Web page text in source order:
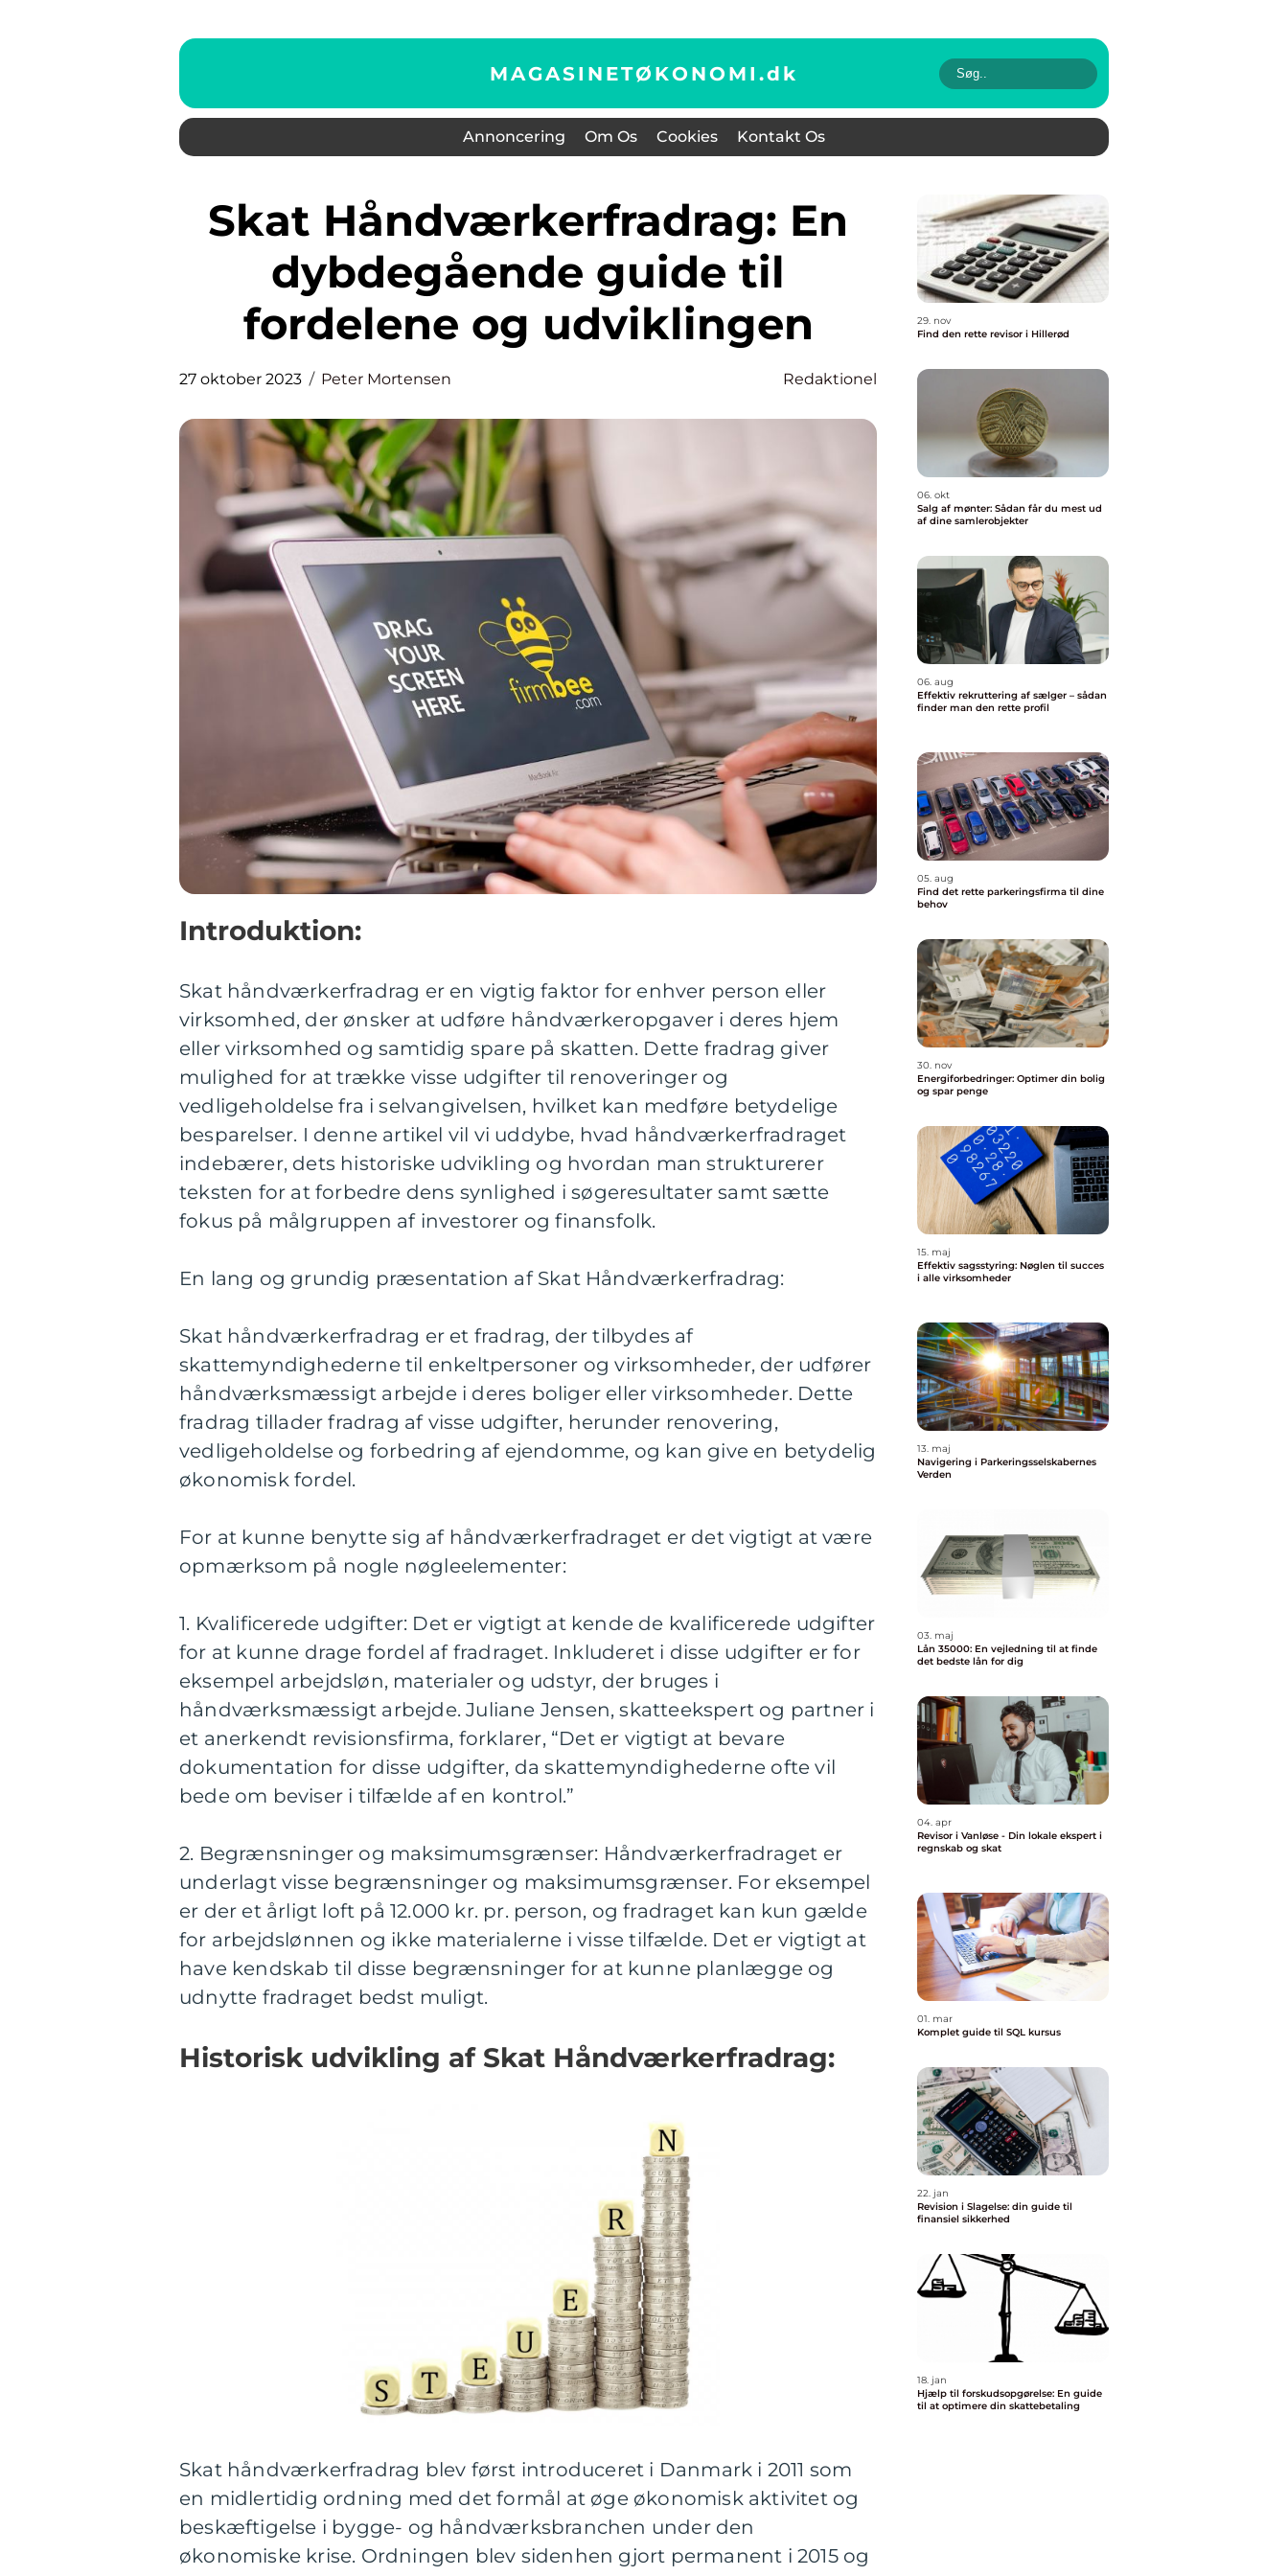
MAGASINETØKONOMI.dk
Annoncering Om Os Cookies Kontakt Os
Skat Håndværkerfradrag: En
dybdegående guide til
fordelene og udviklingen
27 oktober 2023 Peter Mortensen Redaktionel
Introduktion:
Skat håndværkerfradrag er en vigtig faktor for enhver person eller
virksomhed, der ønsker at udføre håndværkeropgaver i deres hjem
eller virksomhed og samtidig spare på skatten. Dette fradrag giver
mulighed for at trække visse udgifter til renoveringer og
vedligeholdelse fra i selvangivelsen, hvilket kan medføre betydelige
besparelser. I denne artikel vil vi uddybe, hvad håndværkerfradraget
indebærer, dets historiske udvikling og hvordan man strukturerer
teksten for at forbedre dens synlighed i søgeresultater samt sætte
fokus på målgruppen af investorer og finansfolk.
En lang og grundig præsentation af Skat Håndværkerfradrag:
Skat håndværkerfradrag er et fradrag, der tilbydes af
skattemyndighederne til enkeltpersoner og virksomheder, der udfører
håndværksmæssigt arbejde i deres boliger eller virksomheder. Dette
fradrag tillader fradrag af visse udgifter, herunder renovering,
vedligeholdelse og forbedring af ejendomme, og kan give en betydelig
økonomisk fordel.
For at kunne benytte sig af håndværkerfradraget er det vigtigt at være
opmærksom på nogle nøgleelementer:
1. Kvalificerede udgifter: Det er vigtigt at kende de kvalificerede udgifter
for at kunne drage fordel af fradraget. Inkluderet i disse udgifter er for
eksempel arbejdsløn, materialer og udstyr, der bruges i
håndværksmæssigt arbejde. Juliane Jensen, skatteekspert og partner i
et anerkendt revisionsfirma, forklarer, “Det er vigtigt at bevare
dokumentation for disse udgifter, da skattemyndighederne ofte vil
bede om beviser i tilfælde af en kontrol.”
2. Begrænsninger og maksimumsgrænser: Håndværkerfradraget er
underlagt visse begrænsninger og maksimumsgrænser. For eksempel
er der et årligt loft på 12.000 kr. pr. person, og fradraget kan kun gælde
for arbejdslønnen og ikke materialerne i visse tilfælde. Det er vigtigt at
have kendskab til disse begrænsninger for at kunne planlægge og
udnytte fradraget bedst muligt.
Historisk udvikling af Skat Håndværkerfradrag:
Skat håndværkerfradrag blev først introduceret i Danmark i 2011 som
en midlertidig ordning med det formål at øge økonomisk aktivitet og
beskæftigelse i bygge- og håndværksbranchen under den
økonomiske krise. Ordningen blev sidenhen gjort permanent i 2015 og
29. nov
Find den rette revisor i Hillerød
06. okt
Salg af mønter: Sådan får du mest ud
af dine samlerobjekter
06. aug
Effektiv rekruttering af sælger – sådan
finder man den rette profil
05. aug
Find det rette parkeringsfirma til dine
behov
30. nov
Energiforbedringer: Optimer din bolig
og spar penge
15. maj
Effektiv sagsstyring: Nøglen til succes
i alle virksomheder
13. maj
Navigering i Parkeringsselskabernes
Verden
03. maj
Lån 35000: En vejledning til at finde
det bedste lån for dig
04. apr
Revisor i Vanløse - Din lokale ekspert i
regnskab og skat
01. mar
Komplet guide til SQL kursus
22. jan
Revision i Slagelse: din guide til
finansiel sikkerhed
18. jan
Hjælp til forskudsopgørelse: En guide
til at optimere din skattebetaling